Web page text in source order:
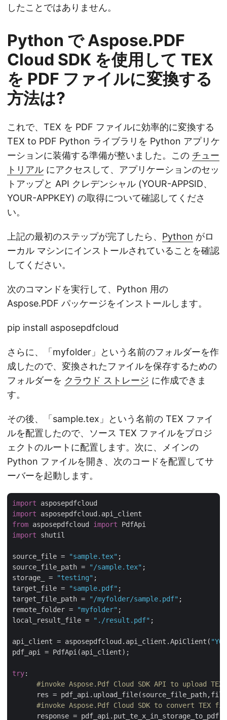
したことではありません。
Python で Aspose.PDF
Cloud SDK を使用して TEX
を PDF ファイルに変換する
方法は?
これで、TEX を PDF ファイルに効率的に変換する
TEX to PDF Python ライブラリを Python アプリケ
ーションに装備する準備が整いました。この チュー
トリアル にアクセスして、アプリケーションのセッ
トアップと API クレデンシャル (YOUR-APPSID、
YOUR-APPKEY) の取得について確認してくださ
い。
上記の最初のステップが完了したら、 Python がロ
ーカル マシンにインストールされていることを確認
してください。
次のコマンドを実行して、Python 用の
Aspose.PDF パッケージをインストールします。
pip install asposepdfcloud
さらに、「myfolder」という名前のフォルダーを作
成したので、変換されたファイルを保存するための
フォルダーを クラウド ストレージ に作成できま
す。
その後、「sample.tex」という名前の TEX ファイ
ルを配置したので、ソース TEX ファイルをプロジ
ェクトのルートに配置します。次に、メインの
Python ファイルを開き、次のコードを配置してサ
ーバーを起動します。
import
import
from asposepdfcloud import
import shutil
source_file = "sample.tex" ;
source_file_path =
"/sample.tex" ;
storage_ =
"testing" ;
target_file =
"sample.pdf" ;
target_file_path =
"/myfolder/sample.pdf" ;
remote_folder =
"myfolder" ;
local_result_file =
"./result.pdf" ;
api_client = asposepdfcloud.api_client.ApiClient(
pdf_api = PdfApi(api_client);
try:
#invoke Aspose.Pdf Cloud SDK API to upload
res =
#invoke Aspose.Pdf Cloud SDK to convert
response =